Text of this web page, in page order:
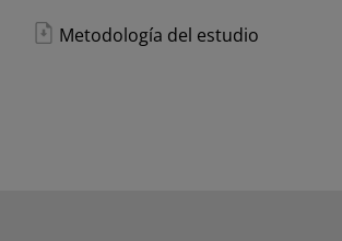
Metodología del estudio